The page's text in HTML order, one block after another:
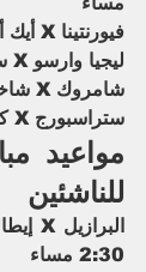
فيورنتينا X أيك أثينا – 10 مساء
ليجيا وارسو X سبارتا براج – 10 مساء
شامروك X شاختار دونيتسك – 10 مساء
ستراسبورج X كريستال بالاس – 10 مساء
للناشئين
2:30 مساء